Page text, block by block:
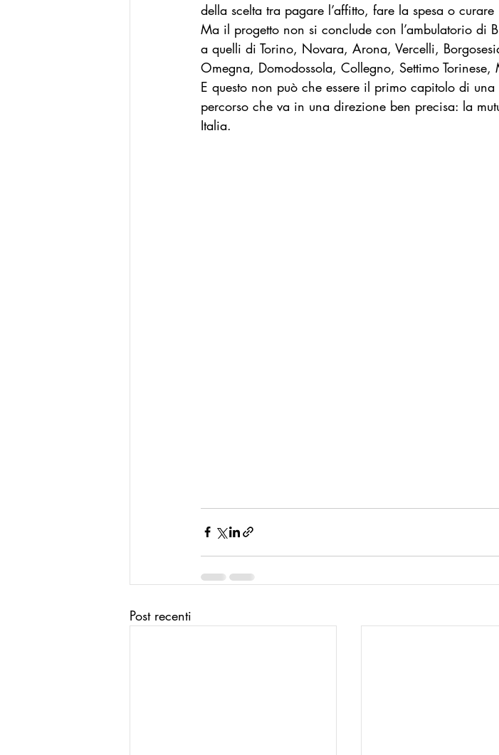
della scelta tra pagare l’affitto, fare la spesa o
Ma il progetto non si conclude con l’ambulatorio di
a quelli di Torino, Novara, Arona, Vercelli,
Omegna, Domodossola, Collegno, Settimo
E questo non può che essere il primo capitolo di
percorso che va in una direzione ben precisa: la
Italia.
Post recenti